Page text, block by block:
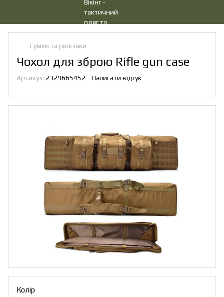
Сумки та рюкзаки
Чохол для зброю Rifle gun case
Артикул: 2329665452 Написати відгук
Колір